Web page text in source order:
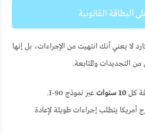
القانونية
لا يعني أنك انتهيت من الإجراءات، بل إنها
التجديدات والمتابعة.
كل10 سنوات
عبر نموذج I-90.
أمريكا يتطلب إجراءات طويلة لإعادة